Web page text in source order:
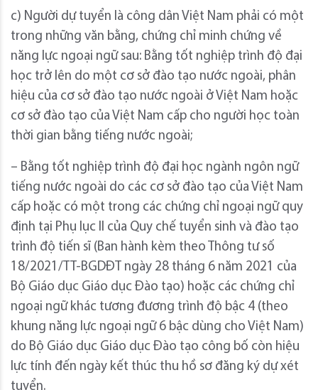
c) Người dự tuyển là công dân Việt Nam phải có một
trong những văn bằng, chứng chỉ minh chứng về
năng lực ngoại ngữ sau: Bằng tốt nghiệp trình độ đại
học trở lên do một cơ sở đào tạo nước ngoài, phân
hiệu của cơ sở đào tạo nước ngoài ở Việt Nam hoặc
cơ sở đào tạo của Việt Nam cấp cho người học toàn
thời gian bằng tiếng nước ngoài;
– Bằng tốt nghiệp trình độ đại học ngành ngôn ngữ
tiếng nước ngoài do các cơ sở đào tạo của Việt Nam
cấp hoặc có một trong các chứng chỉ ngoại ngữ quy
định tại Phụ lục II của Quy chế tuyển sinh và đào tạo
trình độ tiến sĩ (Ban hành kèm theo Thông tư số
18/2021/TT-BGDĐT ngày 28 tháng 6 năm 2021 của
Bộ Giáo dục Giáo dục Đào tạo) hoặc các chứng chỉ
ngoại ngữ khác tương đương trình độ bậc 4 (theo
khung năng lực ngoại ngữ 6 bậc dùng cho Việt Nam)
do Bộ Giáo dục Giáo dục Đào tạo công bố còn hiệu
lực tính đến ngày kết thúc thu hồ sơ đăng ký dự xét
tuyển.